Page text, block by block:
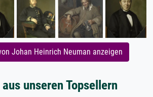
Johan Heinrich Neuman anzeigen
unseren Topsellern